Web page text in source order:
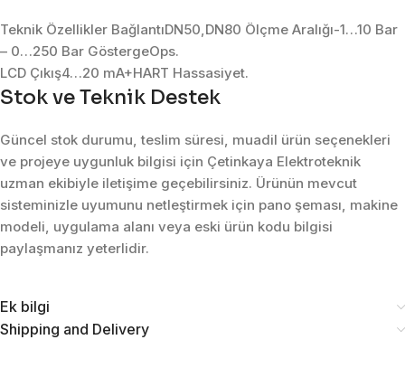
Teknik Özellikler BağlantıDN50,DN80 Ölçme Aralığı-1…10 Bar
– 0…250 Bar GöstergeOps.
LCD Çıkış4…20 mA+HART Hassasiyet.
Stok ve Teknik Destek
Güncel stok durumu, teslim süresi, muadil ürün seçenekleri
ve projeye uygunluk bilgisi için Çetinkaya Elektroteknik
uzman ekibiyle iletişime geçebilirsiniz. Ürünün mevcut
sisteminizle uyumunu netleştirmek için pano şeması, makine
modeli, uygulama alanı veya eski ürün kodu bilgisi
paylaşmanız yeterlidir.
Ek bilgi
Shipping and Delivery